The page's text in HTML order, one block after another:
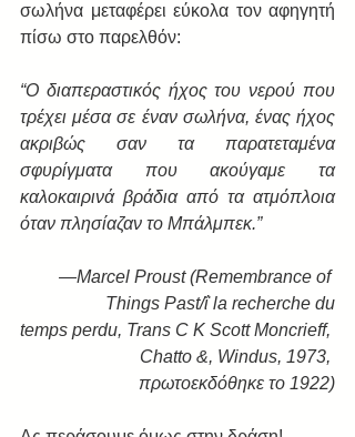
σωλήνα μεταφέρει εύκολα τον αφηγητή
πίσω στο παρελθόν:
“Ο διαπεραστικός ήχος του νερού που
τρέχει μέσα σε έναν σωλήνα, ένας ήχος
ακριβώς σαν τα παρατεταμένα
σφυρίγματα που ακούγαμε τα
καλοκαιρινά βράδια από τα ατμόπλοια
όταν πλησίαζαν το Μπάλμπεκ.”
—Marcel Proust (Remembrance of
Things Past/ΐ la recherche du
temps perdu, Trans C K Scott Moncrieff,
Chatto &, Windus, 1973,
πρωτοεκδόθηκε το 1922)